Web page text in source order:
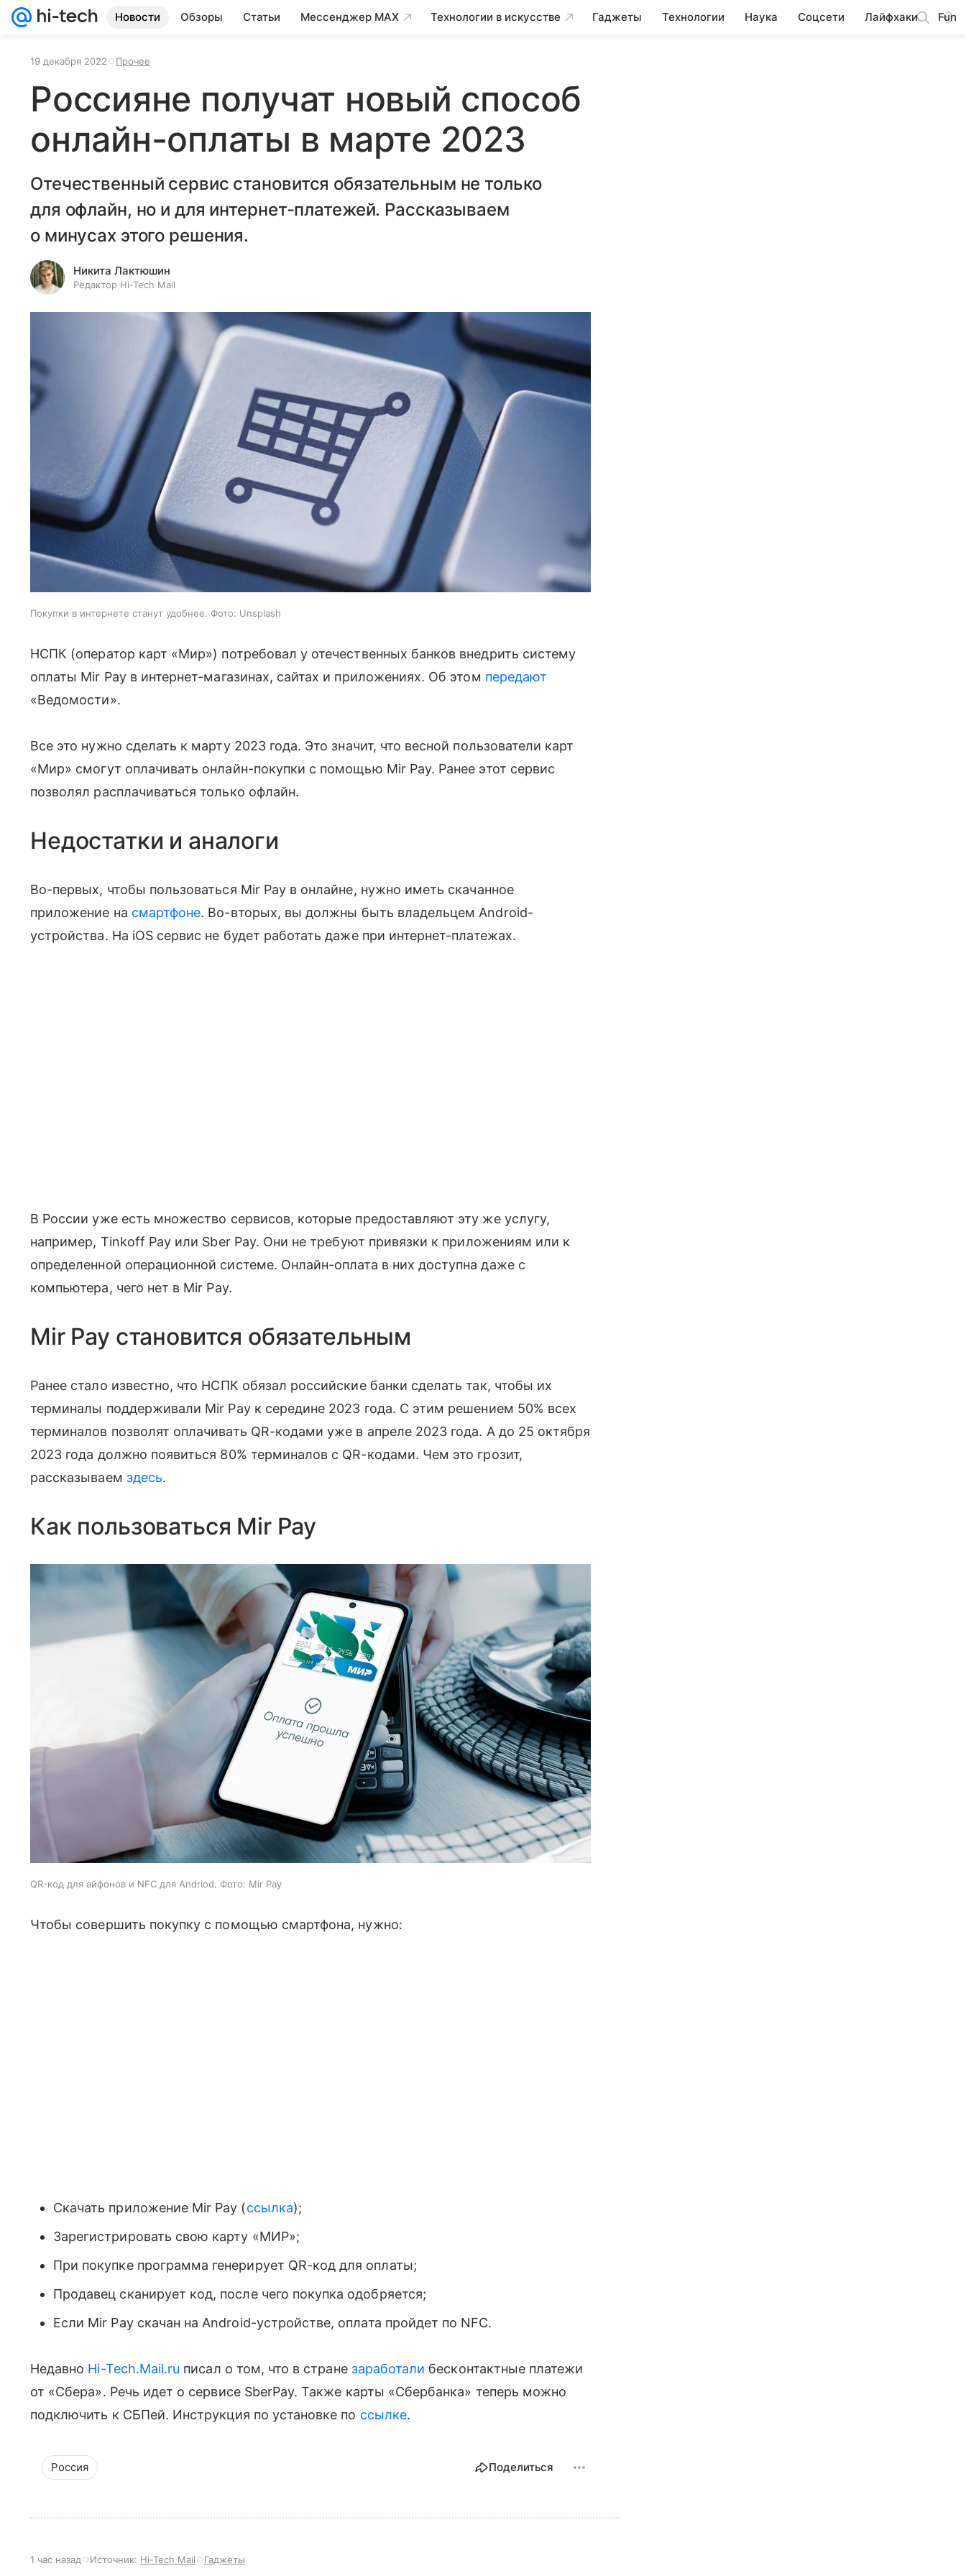
Новости Обзоры Статьи Мессенджер MAX Технологии в искусстве Гаджеты Технологии Наука Соцсети Лайфхаки Fun
19 декабря 2022 Прочее
Россияне получат новый способ
онлайн-оплаты в марте 2023
Отечественный сервис становится обязательным не только
для офлайн, но и для интернет-платежей. Рассказываем
о минусах этого решения.
Никита Лактюшин
Редактор Hi-Tech Mail
Покупки в интернете станут удобнее. Фото: Unsplash
НСПК (оператор карт «Мир») потребовал у отечественных банков внедрить систему
оплаты Mir Pay в интернет-магазинах, сайтах и приложениях. Об этом передают
«Ведомости».
Все это нужно сделать к марту 2023 года. Это значит, что весной пользователи карт
«Мир» смогут оплачивать онлайн-покупки с помощью Mir Pay. Ранее этот сервис
позволял расплачиваться только офлайн.
Недостатки и аналоги
Во-первых, чтобы пользоваться Mir Pay в онлайне, нужно иметь скачанное
приложение на смартфоне. Во-вторых, вы должны быть владельцем Android-
устройства. На iOS сервис не будет работать даже при интернет-платежах.
В России уже есть множество сервисов, которые предоставляют эту же услугу,
например, Tinkoff Pay или Sber Pay. Они не требуют привязки к приложениям или к
определенной операционной системе. Онлайн-оплата в них доступна даже с
компьютера, чего нет в Mir Pay.
Mir Pay становится обязательным
Ранее стало известно, что НСПК обязал российские банки сделать так, чтобы их
терминалы поддерживали Mir Pay к середине 2023 года. С этим решением 50% всех
терминалов позволят оплачивать QR-кодами уже в апреле 2023 года. А до 25 октября
2023 года должно появиться 80% терминалов с QR-кодами. Чем это грозит,
рассказываем здесь.
Как пользоваться Mir Pay
QR-код для айфонов и NFC для Andriod. Фото: Mir Pay
Чтобы совершить покупку с помощью смартфона, нужно:
Скачать приложение Mir Pay (ссылка);
Зарегистрировать свою карту «МИР»;
При покупке программа генерирует QR-код для оплаты;
Продавец сканирует код, после чего покупка одобряется;
Если Mir Pay скачан на Android-устройстве, оплата пройдет по NFC.
Недавно Hi-Tech.Mail.ru писал о том, что в стране заработали бесконтактные платежи
от «Сбера». Речь идет о сервисе SberPay. Также карты «Сбербанка» теперь можно
подключить к СБПей. Инструкция по установке по ссылке.
Россия Поделиться
1 час назад Источник: Hi-Tech Mail Гаджеты